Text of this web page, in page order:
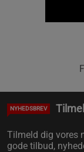
NYHEDSBREV
Tilmeld dig vores
gode tilbud,